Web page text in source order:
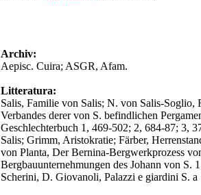
Archiv:
Aepisc. Cuira; ASGR, Afam.
Litteratura:
Salis, Familie von Salis; N. von Salis-Soglio,
Verbandes derer von S. befindlichen
Geschlechterbuch 1, 469-502; 2, 684-87; 3,
Salis; Grimm, Aristokratie; Färber,
von Planta, Der Bernina-Bergwerkprozess
Bergbauunternehmungen des Johann von
Scherini, D. Giovanoli, Palazzi e giardini S.